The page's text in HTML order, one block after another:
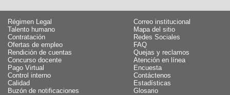
Régimen Legal
Talento humano
Contratación
Ofertas de empleo
Rendición de cuentas
Concurso docente
Pago Virtual
Control interno
Calidad
Buzón de notificaciones
Correo institucional
Mapa del sitio
Redes Sociales
FAQ
Quejas y reclamos
Atención en línea
Encuesta
Contáctenos
Estadísticas
Glosario